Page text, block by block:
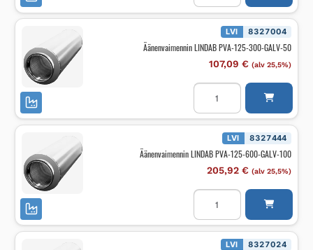
125-
300-
määrä
LVI 8327004
Äänenvaimennin LINDAB PVA-125-300-GALV-50
107,09 € (alv 25,5%)
Äänenvaimennin
LINDAB
125-
300-
määrä
LVI 8327444
Äänenvaimennin LINDAB PVA-125-600-GALV-100
205,92 € (alv 25,5%)
Äänenvaimennin
LINDAB
125-
600-
LVI 8327024